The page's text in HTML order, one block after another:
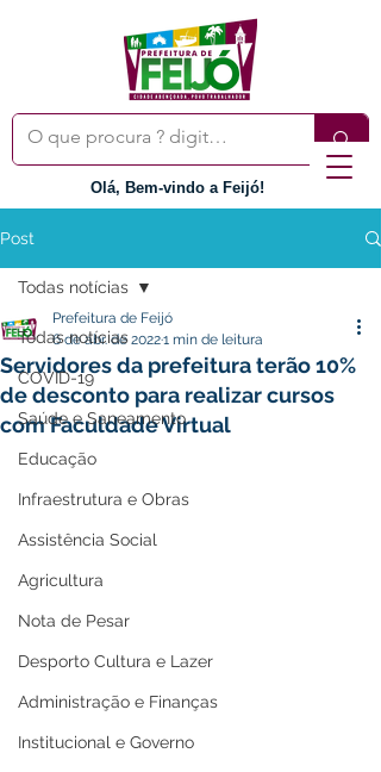
Olá, Bem-vindo a Feijó!
Post
Todas notícias
COVID-19
Saúde e Saneamento
Educação
Infraestrutura e Obras
Assistência Social
Agricultura
Nota de Pesar
Desporto Cultura e Lazer
Administração e Finanças
Institucional e Governo
Todas notícias
Servidores da prefeitura terão 10%
de desconto para realizar cursos
com Faculdade Virtual
Prefeitura de Feijó
6 de abr. de 20221 min de leitura